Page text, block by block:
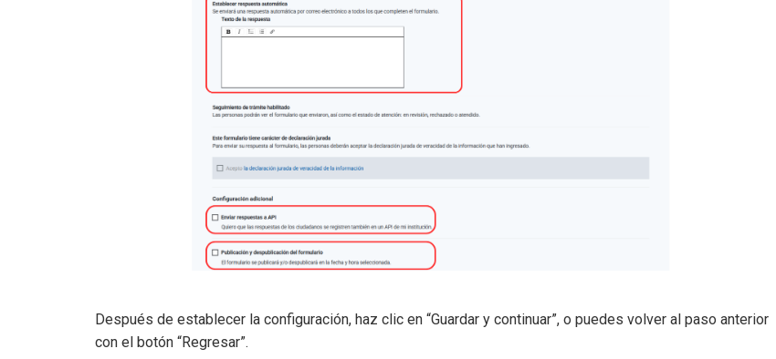
Después de establecer la configuración, haz clic en “Guardar y continuar”, o puedes volver al paso anterior
con el botón “Regresar”.